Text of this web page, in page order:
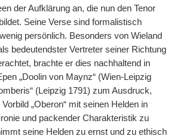
der Aufklärung an, die nun den Tenor
Seine Verse sind formalistisch
persönlich. Besonders von Wieland
bedeutendster Vertreter seiner Richtung
brachte er dies nachhaltend in
„Doolin von Maynz“ (Wien-Leipzig
(Leipzig 1791) zum Ausdruck,
„Oberon“ mit seinen Helden in
und packender Charakteristik zu
seine Helden zu ernst und zu ethisch